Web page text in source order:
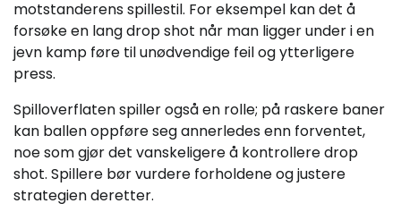
motstanderens spillestil. For eksempel kan det å
forsøke en lang drop shot når man ligger under i en
jevn kamp føre til unødvendige feil og ytterligere
press.
Spilloverflaten spiller også en rolle; på raskere baner
kan ballen oppføre seg annerledes enn forventet,
noe som gjør det vanskeligere å kontrollere drop
shot. Spillere bør vurdere forholdene og justere
strategien deretter.